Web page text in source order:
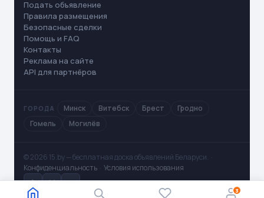
3
Подать объявление
Правила размещения
Безопасные сделки
Помощь и FAQ
Контакты
Реклама на сайте
API для партнёров
ГОРОДА Минск Витебск Брест
Гродно
Гомель
Могилёв
© 2026 15.by — бесплатная доска объявлений Беларуси. ·
Конфиденциальность · Условия использования
✈ V ◻